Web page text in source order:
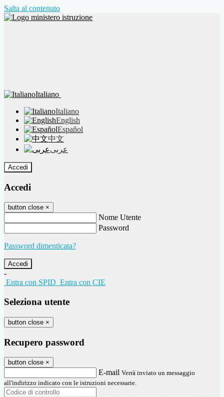
Salta al contenuto
Italiano
Italiano
English
Español
中文
عربى
Accedi
Accedi
button close ×
Nome Utente
Password
Password dimenticata?
-
Entra con SPID Entra con CIE
Seleziona utente
button close ×
Recupero password
button close ×
E-mail Verrà inviato un messaggio
all'indirizzo indicato con le istruzioni necessarie.